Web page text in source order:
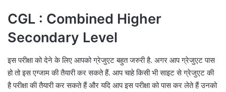
CGL : Combined Higher
Secondary Level
इस परीक्षा को देने के लिए आपको ग्रेजुएट बहुत जरुरी है. अगर आप ग्रेजुएट पास
हो तो इस एग्जाम की तैयारी कर सकते हैं. आप चाहे किसी भी साइट से ग्रेजुएट की
है परीक्षा की तैयारी कर सकते हैं और यदि आप इस परीक्षा को पास कर लेते हैं उनको